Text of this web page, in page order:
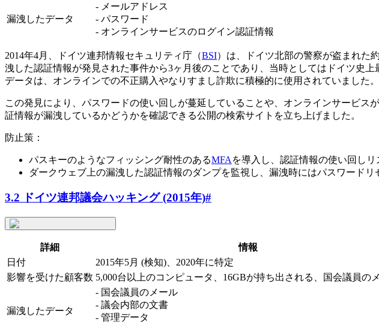
漏洩したデータ
- メールアドレス
- パスワード
- オンラインサービスのログイン認証情報
2014年4月、ドイツ連邦情報セキュリティ庁（BSI）は、ドイツ北部の警察が盗まれた
洩した認証情報が発見された事件から3ヶ月後のことであり、当時としてはドイツ史
データは、オンラインでの不正購入やなりすまし詐欺に積極的に使用されていました。
この発見により、パスワードの使い回しが蔓延していることや、オンラインサービ
証情報が漏洩しているかどうかを確認できる公開の検索サイトを立ち上げました。
防止策：
パスキーのようなフィッシング耐性のあるMFA を導入し、認証情報の使い回しリ
ダークウェブ上の漏洩した認証情報のダンプを監視し、漏洩時にはパスワードリ
3.2 ドイツ連邦議会ハッキング (2015年)#
詳細
情報
日付
2015年5月 (検知)、2020年に特定
影響を受けた顧客数 5,000台以上のコンピュータ、16GBが持ち出される、国会議員の
漏洩したデータ
- 国会議員のメール
- 議会内部の文書
- 管理データ